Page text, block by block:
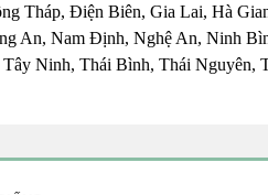
Tháp, Điện Biên, Gia Lai, Hà
An, Nam Định, Nghệ An, Ninh
Ninh, Thái Bình, Thái Nguyên,